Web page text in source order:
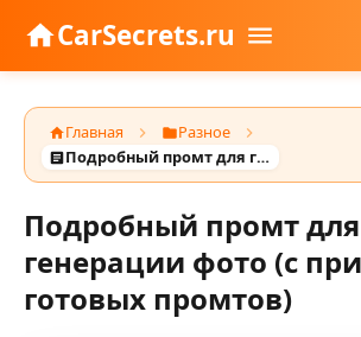
CarSecrets.ru
Главная
Разное
Подробный промт для генерации фото (с примерами готовых промтов)
Подробный промт для
генерации фото (с
готовых промтов)